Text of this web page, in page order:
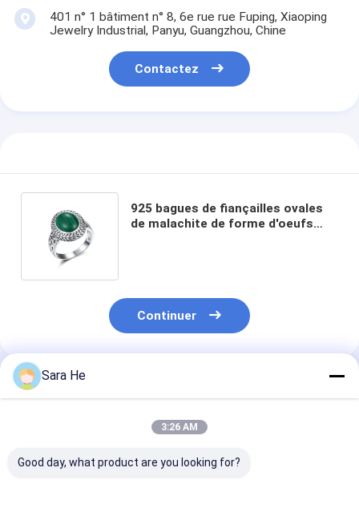
401 n° 1 bâtiment n° 8, 6e rue rue Fuping, Xiaoping
Jewelry Industrial, Panyu, Guangzhou, Chine
Contactez
925 bagues de fiançailles ovales
de malachite de forme d'oeufs
Continuer
Produits Recommandés
Sara He
3:26 AM
Good day, what product are you looking for?